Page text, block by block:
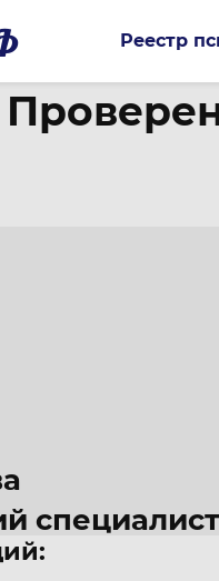
Реестр
специалист